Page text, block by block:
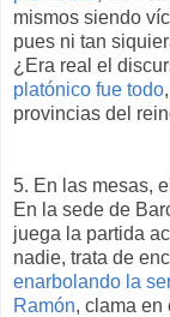
mismos siendo
pues ni tan
¿Era real el
platónico fue todo
provincias del
5. En las mesas,
En la sede de
juega la partida
nadie, trata de
enarbolando la
Ramón, clama en